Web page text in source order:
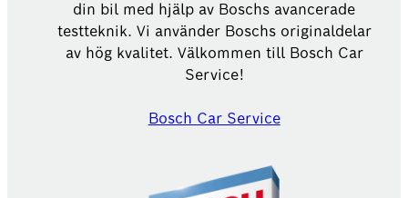
din bil med hjälp av Boschs avancerade
testteknik. Vi använder Boschs originaldelar
av hög kvalitet. Välkommen till Bosch Car
Service!
Bosch Car Service